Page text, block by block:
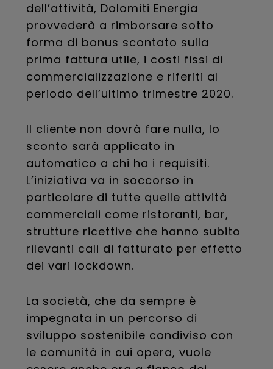
dell’attività, Dolomiti Energia
provvederà a rimborsare sotto
forma di bonus scontato sulla
prima fattura utile, i costi fissi di
commercializzazione e riferiti al
periodo dell’ultimo trimestre 2020.
Il cliente non dovrà fare nulla, lo
sconto sarà applicato in
automatico a chi ha i requisiti.
L’iniziativa va in soccorso in
particolare di tutte quelle attività
commerciali come ristoranti, bar,
strutture ricettive che hanno subito
rilevanti cali di fatturato per effetto
dei vari lockdown.
La società, che da sempre è
impegnata in un percorso di
sviluppo sostenibile condiviso con
le comunità in cui opera, vuole